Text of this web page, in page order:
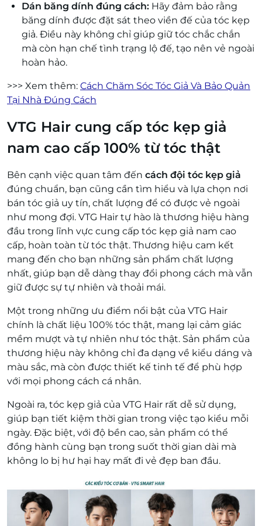
Dán băng dính đúng cách: Hãy đảm bảo rằng
băng dính được đặt sát theo viền đế của tóc kẹp
giả. Điều này không chỉ giúp giữ tóc chắc chắn
mà còn hạn chế tình trạng lộ đế, tạo nên vẻ ngoài
hoàn hảo.
>>> Xem thêm: Cách Chăm Sóc Tóc Giả Và Bảo Quản
Tại Nhà Đúng Cách
VTG Hair cung cấp tóc kẹp giả
nam cao cấp 100% từ tóc thật
Bên cạnh việc quan tâm đến cách đội tóc kẹp giả
đúng chuẩn, bạn cũng cần tìm hiểu và lựa chọn nơi
bán tóc giả uy tín, chất lượng để có được vẻ ngoài
như mong đợi. VTG Hair tự hào là thương hiệu hàng
đầu trong lĩnh vực cung cấp tóc kẹp giả nam cao
cấp, hoàn toàn từ tóc thật. Thương hiệu cam kết
mang đến cho bạn những sản phẩm chất lượng
nhất, giúp bạn dễ dàng thay đổi phong cách mà vẫn
giữ được sự tự nhiên và thoải mái.
Một trong những ưu điểm nổi bật của VTG Hair
chính là chất liệu 100% tóc thật, mang lại cảm giác
mềm mượt và tự nhiên như tóc thật. Sản phẩm của
thương hiệu này không chỉ đa dạng về kiểu dáng và
màu sắc, mà còn được thiết kế tinh tế để phù hợp
với mọi phong cách cá nhân.
Ngoài ra, tóc kẹp giả của VTG Hair rất dễ sử dụng,
giúp bạn tiết kiệm thời gian trong việc tạo kiểu mỗi
ngày. Đặc biệt, với độ bền cao, sản phẩm có thể
đồng hành cùng bạn trong suốt thời gian dài mà
không lo bị hư hại hay mất đi vẻ đẹp ban đầu.